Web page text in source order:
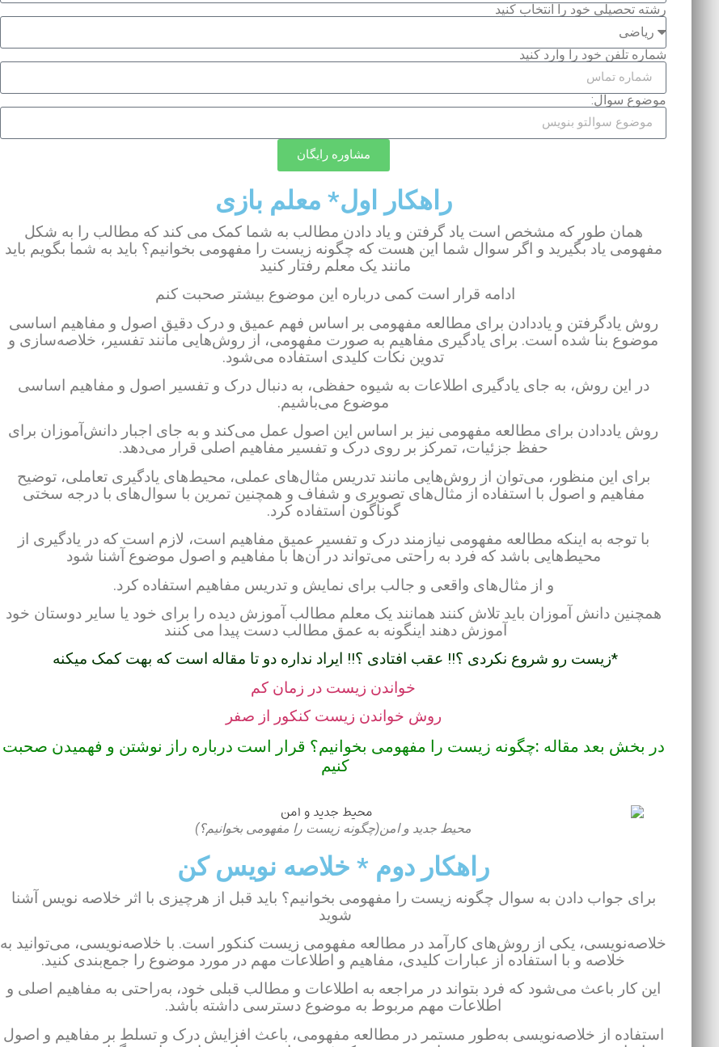
رشته تحصیلی خود را انتخاب کنید
شماره تلفن خود را وارد کنید
موضوع سوال:
مشاوره رایگان
راهکار اول* معلم بازی
همان طور که مشخص است یاد گرفتن و یاد دادن مطالب به شما کمک می کند که مطالب را به شکل
مفهومی یاد بگیرید و اگر سوال شما این هست که چگونه زیست را مفهومی بخوانیم؟ باید به شما بگویم باید
مانند یک معلم رفتار کنید
ادامه قرار است کمی درباره این موضوع بیشتر صحبت کنم
روش یادگرفتن و یاددادن برای مطالعه مفهومی بر اساس فهم عمیق و درک دقیق اصول و مفاهیم اساسی
موضوع بنا شده است. برای یادگیری مفاهیم به صورت مفهومی، از روش‌هایی مانند تفسیر، خلاصه‌سازی و
تدوین نکات کلیدی استفاده می‌شود.
در این روش، به جای یادگیری اطلاعات به شیوه حفظی، به دنبال درک و تفسیر اصول و مفاهیم اساسی
موضوع می‌باشیم.
روش یاددادن برای مطالعه مفهومی نیز بر اساس این اصول عمل می‌کند و به جای اجبار دانش‌آموزان برای
حفظ جزئیات، تمرکز بر روی درک و تفسیر مفاهیم اصلی قرار می‌دهد.
برای این منظور، می‌توان از روش‌هایی مانند تدریس مثال‌های عملی، محیط‌های یادگیری تعاملی، توضیح
مفاهیم و اصول با استفاده از مثال‌های تصویری و شفاف و همچنین تمرین با سوال‌های با درجه سختی
گوناگون استفاده کرد.
با توجه به اینکه مطالعه مفهومی نیازمند درک و تفسیر عمیق مفاهیم است، لازم است که در یادگیری از
محیط‌هایی باشد که فرد به راحتی می‌تواند در آن‌ها با مفاهیم و اصول موضوع آشنا شود
و از مثال‌های واقعی و جالب برای نمایش و تدریس مفاهیم استفاده کرد.
همچنین دانش آموزان باید تلاش کنند همانند یک معلم مطالب آموزش دیده را برای خود یا سایر دوستان خود
آموزش دهند اینگونه به عمق مطالب دست پیدا می کنند
*زیست رو شروع نکردی ؟!! عقب افتادی ؟!! ایراد نداره دو تا مقاله است که بهت کمک میکنه
خواندن زیست در زمان کم
روش خواندن زیست کنکور از صفر
در بخش بعد مقاله :چگونه زیست را مفهومی بخوانیم؟ قرار است درباره راز نوشتن و فهمیدن صحبت
کنیم
محیط جدید و امن(چگونه زیست را مفهومی بخوانیم؟)
راهکار دوم * خلاصه نویس کن
برای جواب دادن به سوال چگونه زیست را مفهومی بخوانیم؟ باید قبل از هرچیزی با اثر خلاصه نویس آشنا
شوید
خلاصه‌نویسی، یکی از روش‌های کارآمد در مطالعه مفهومی زیست کنکور است. با خلاصه‌نویسی، می‌توانید به
خلاصه و با استفاده از عبارات کلیدی، مفاهیم و اطلاعات مهم در مورد موضوع را جمع‌بندی کنید.
این کار باعث می‌شود که فرد بتواند در مراجعه به اطلاعات و مطالب قبلی خود، به‌راحتی به مفاهیم اصلی و
اطلاعات مهم مربوط به موضوع دسترسی داشته باشد.
استفاده از خلاصه‌نویسی به‌طور مستمر در مطالعه مفهومی، باعث افزایش درک و تسلط بر مفاهیم و اصول